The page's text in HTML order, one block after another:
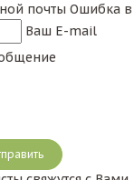
почты Ошибка в
Ваш E-mail